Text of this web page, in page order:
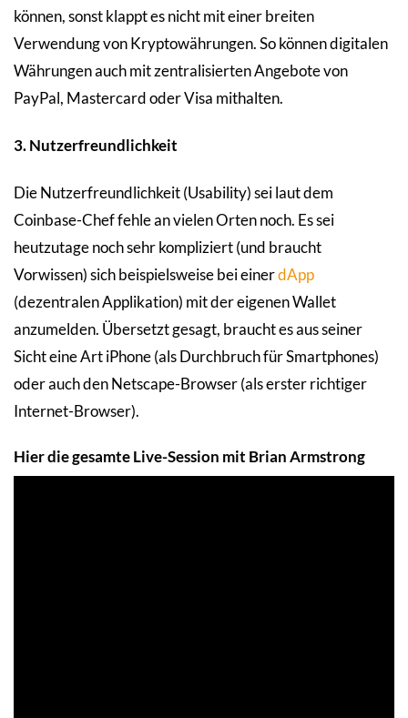
können, sonst klappt es nicht mit einer breiten
Verwendung von Kryptowährungen. So können digitalen
Währungen auch mit zentralisierten Angebote von
PayPal, Mastercard oder Visa mithalten.
3. Nutzerfreundlichkeit
Die Nutzerfreundlichkeit (Usability) sei laut dem
Coinbase-Chef fehle an vielen Orten noch. Es sei
heutzutage noch sehr kompliziert (und braucht
Vorwissen) sich beispielsweise bei einerdApp
(dezentralen Applikation) mit der eigenen Wallet
anzumelden. Übersetzt gesagt, braucht es aus seiner
Sicht eine Art iPhone (als Durchbruch für Smartphones)
oder auch den Netscape-Browser (als erster richtiger
Internet-Browser).
Hier die gesamte Live-Session mit Brian Armstrong